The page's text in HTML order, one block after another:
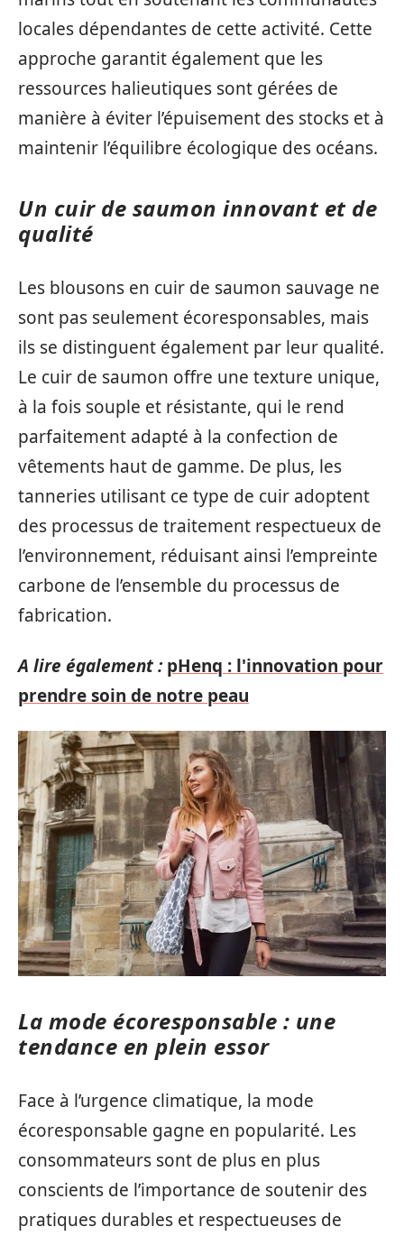
locales dépendantes de cette activité. Cette
approche garantit également que les
ressources halieutiques sont gérées de
manière à éviter l’épuisement des stocks et à
maintenir l’équilibre écologique des océans.
Un cuir de saumon innovant et de
qualité
Les blousons en cuir de saumon sauvage ne
sont pas seulement écoresponsables, mais
ils se distinguent également par leur qualité.
Le cuir de saumon offre une texture unique,
à la fois souple et résistante, qui le rend
parfaitement adapté à la confection de
vêtements haut de gamme. De plus, les
tanneries utilisant ce type de cuir adoptent
des processus de traitement respectueux de
l’environnement, réduisant ainsi l’empreinte
carbone de l’ensemble du processus de
fabrication.
A lire également : pHenq : l'innovation pour
prendre soin de notre peau
La mode écoresponsable : une
tendance en plein essor
Face à l’urgence climatique, la mode
écoresponsable gagne en popularité. Les
consommateurs sont de plus en plus
conscients de l’importance de soutenir des
pratiques durables et respectueuses de